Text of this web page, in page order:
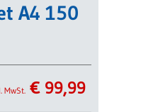
A4 150
MwSt. € 99,99